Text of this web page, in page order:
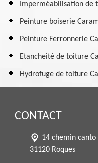
Imperméabilisation de
Peinture boiserie
Peinture Ferronnerie
Etancheité de toiture
Hydrofuge de toiture
CONTACT
14 chemin canto
31120 Roques